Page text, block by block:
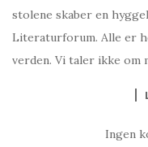
stolene skaber en
Literaturforum. Alle er
verden. Vi taler ikke om
Ingen